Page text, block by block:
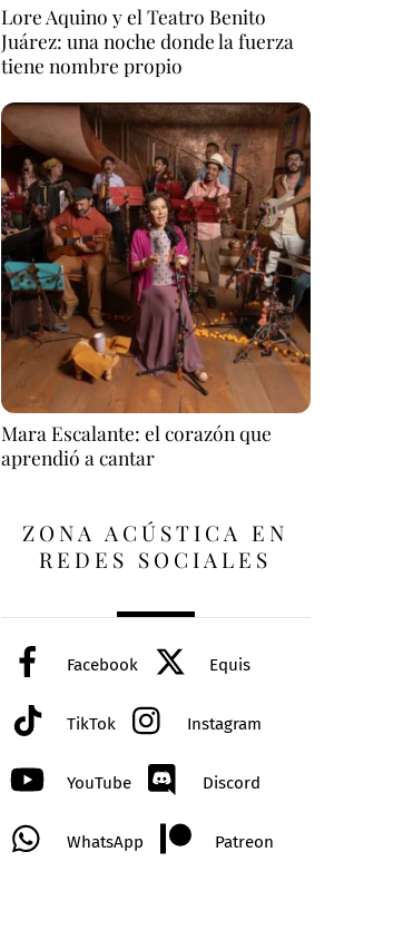
Lore Aquino y el Teatro Benito
Juárez: una noche donde la fuerza
tiene nombre propio
Mara Escalante: el corazón que
aprendió a cantar
ZONA ACÚSTICA EN
REDES SOCIALES
Facebook Equis
TikTok Instagram
YouTube Discord
WhatsApp Patreon